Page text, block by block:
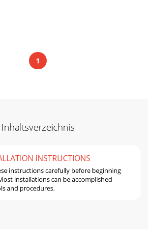
1
Inhaltsverzeichnis
INSTRUCTIONS
instructions carefully before beginning
installations can be accomplished
and procedures.